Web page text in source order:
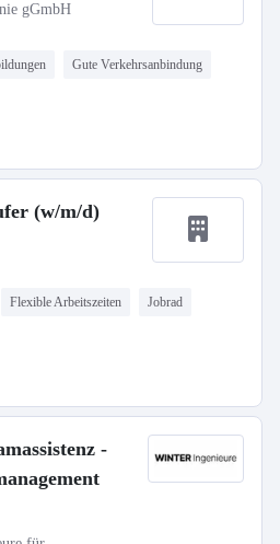
gGmbH
Gute Verkehrsanbindung
(w/m/d)
Flexible Arbeitszeiten Jobrad
-